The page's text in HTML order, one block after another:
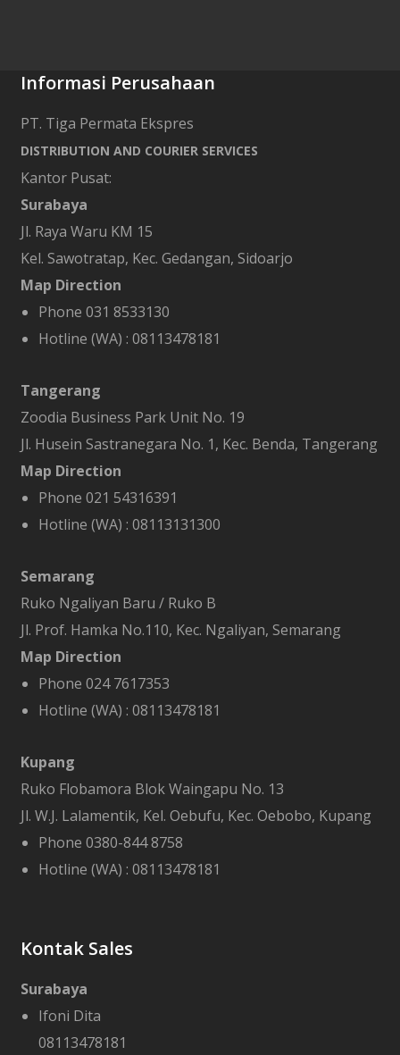
Informasi Perusahaan
PT. Tiga Permata Ekspres
DISTRIBUTION AND COURIER SERVICES
Kantor Pusat:
Surabaya
Jl. Raya Waru KM 15
Kel. Sawotratap, Kec. Gedangan, Sidoarjo
Map Direction
Phone 031 8533130
Hotline (WA) : 08113478181
Tangerang
Zoodia Business Park Unit No. 19
Jl. Husein Sastranegara No. 1, Kec. Benda, Tangerang
Map Direction
Phone 021 54316391
Hotline (WA) : 08113131300
Semarang
Ruko Ngaliyan Baru / Ruko B
Jl. Prof. Hamka No.110, Kec. Ngaliyan, Semarang
Map Direction
Phone 024 7617353
Hotline (WA) : 08113478181
Kupang
Ruko Flobamora Blok Waingapu No. 13
Jl. W.J. Lalamentik, Kel. Oebufu, Kec. Oebobo, Kupang
Phone 0380-844 8758
Hotline (WA) : 08113478181
Kontak Sales
Surabaya
Ifoni Dita
08113478181